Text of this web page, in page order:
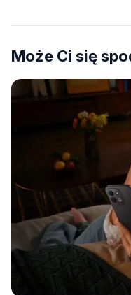
Może Ci się